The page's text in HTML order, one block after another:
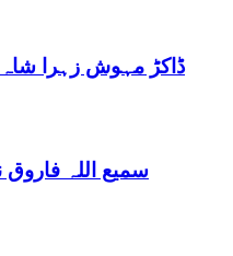
ڈاکڑ مہوش زہرا شاہ
سمیع اللہ